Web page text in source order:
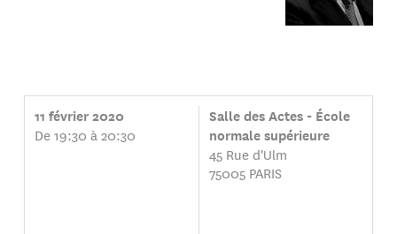
11 février 2020
De 19:30 à 20:30
Salle des Actes - École
normale supérieure
45 Rue d'Ulm
75005 PARIS